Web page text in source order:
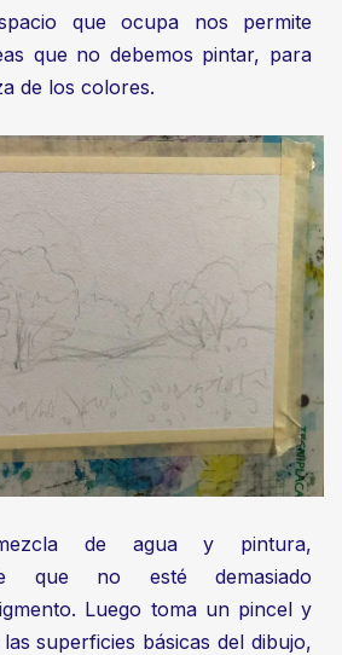
que ocupa nos permite
que no debemos pintar, para
de los colores.
de agua y pintura,
que no esté demasiado
Luego toma un pincel y
superficies básicas del dibujo,